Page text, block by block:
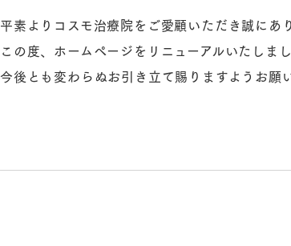
平素よりコスモ治療院をご愛顧いただき誠にあ
この度、ホームページをリニューアルいたしまし
今後とも変わらぬお引き立て賜りますようお願